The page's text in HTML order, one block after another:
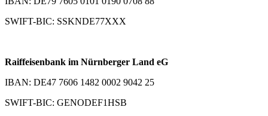
SWIFT-BIC: SSKNDE77XXX
Raiffeisenbank im Nürnberger Land eG
IBAN: DE47 7606 1482 0002 9042 25
SWIFT-BIC: GENODEF1HSB